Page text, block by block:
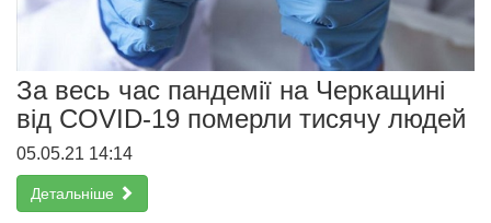
За весь час пандемії на Черкащині
від COVID-19 померли тисячу людей
05.05.21 14:14
Детальніше